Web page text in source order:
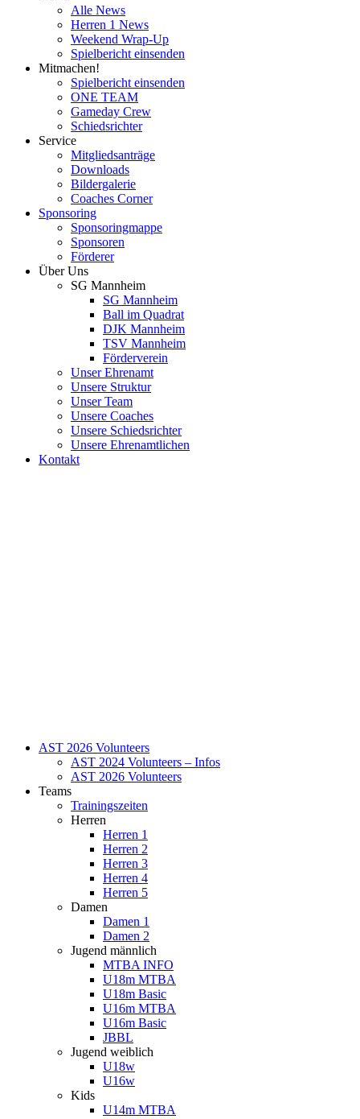
Alle News
Herren 1 News
Weekend Wrap-Up
Spielbericht einsenden
Mitmachen!
Spielbericht einsenden
ONE TEAM
Gameday Crew
Schiedsrichter
Service
Mitgliedsanträge
Downloads
Bildergalerie
Coaches Corner
Sponsoring
Sponsoringmappe
Sponsoren
Förderer
Über Uns
SG Mannheim
SG Mannheim
Ball im Quadrat
DJK Mannheim
TSV Mannheim
Förderverein
Unser Ehrenamt
Unsere Struktur
Unser Team
Unsere Coaches
Unsere Schiedsrichter
Unsere Ehrenamtlichen
Kontakt
AST 2026 Volunteers
AST 2024 Volunteers – Infos
AST 2026 Volunteers
Teams
Trainingszeiten
Herren
Herren 1
Herren 2
Herren 3
Herren 4
Herren 5
Damen
Damen 1
Damen 2
Jugend männlich
MTBA INFO
U18m MTBA
U18m Basic
U16m MTBA
U16m Basic
JBBL
Jugend weiblich
U18w
U16w
Kids
U14m MTBA